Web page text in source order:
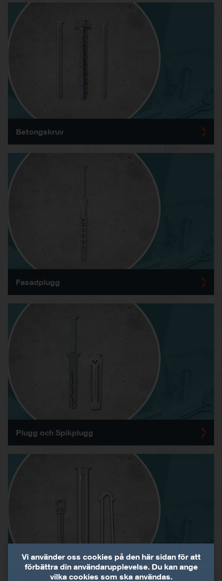
Betongskruv
Fasadplugg
Plugg och Spikplugg
Vi använder oss cookies på den här sidan för att
förbättra din användarupplevelse. Du kan ange
vilka cookies som ska användas.